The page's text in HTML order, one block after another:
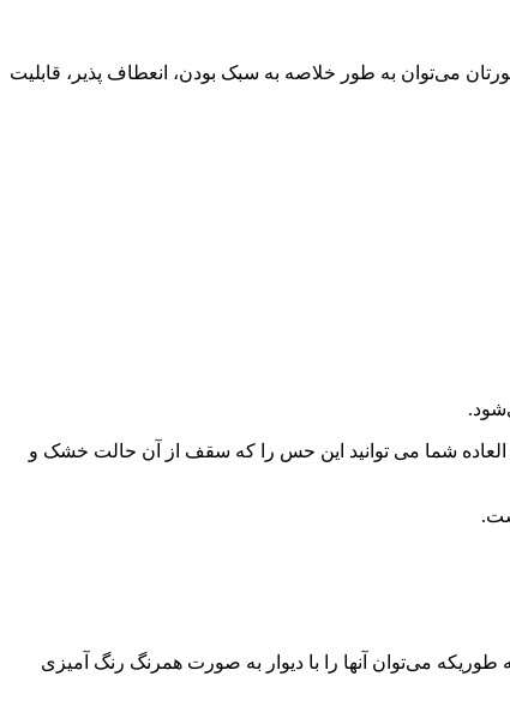
می‌توان به طور خلاصه به سبک بودن، انعطاف پذیر، قابلیت
العاده شما می توانید این حس را که سقف از آن حالت خشک و
طوریکه می‌توان آنها را با دیوار به صورت همرنگ رنگ آمیزی